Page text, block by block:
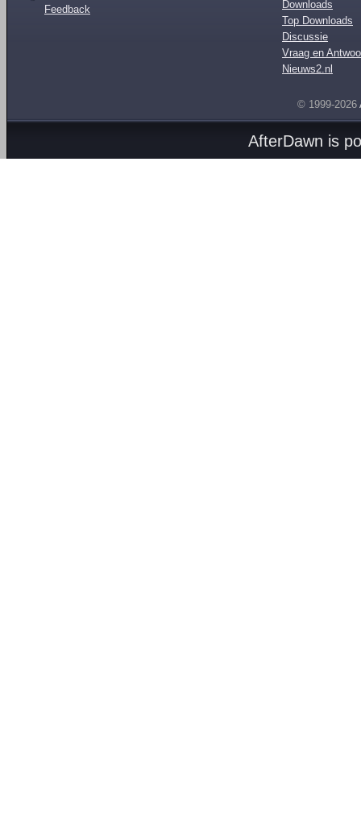
Feedback
Downloads
Top Downloads
Discussie
Vraag en
Nieuws2.nl
© 1999-2026
AfterDawn is